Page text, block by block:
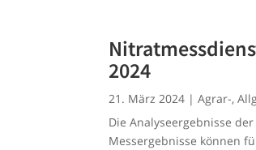
2024
21. März 2024 |Agrar-,
Die Analyseergebnisse
Messergebnisse können